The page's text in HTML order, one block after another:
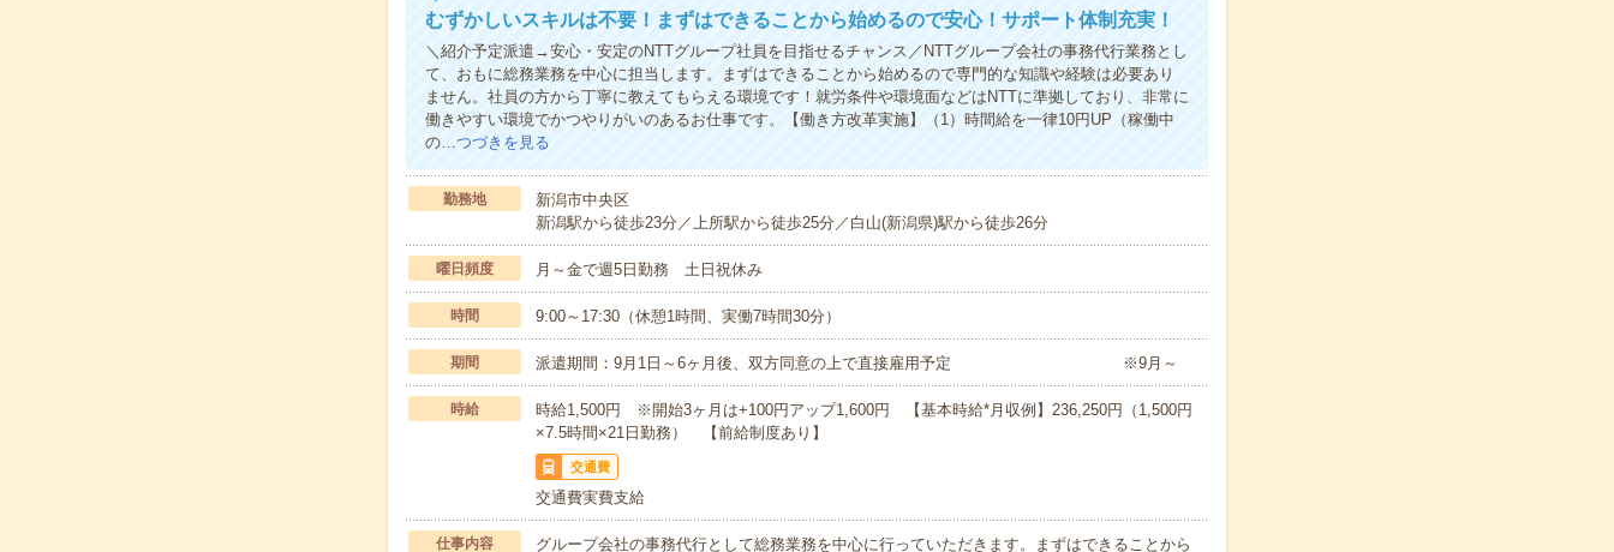
むずかしいスキルは不要！まずはできることから始めるので安心！サポート体制充実！
＼紹介予定派遣→安心・安定のNTTグループ社員を目指せるチャンス／NTTグループ会社の事務代行業務とし
て、おもに総務業務を中心に担当します。まずはできることから始めるので専門的な知識や経験は必要あり
ません。社員の方から丁寧に教えてもらえる環境です！就労条件や環境面などはNTTに準拠しており、非常に
働きやすい環境でかつやりがいのあるお仕事です。【働き方改革実施】（1）時間給を一律10円UP（稼働中
の…つづきを見る
勤務地
新潟市中央区
新潟駅から徒歩23分／上所駅から徒歩25分／白山(新潟県)駅から徒歩26分
曜日頻度 月～金で週5日勤務 土日祝休み
時間 9:00～17:30（休憩1時間、実働7時間30分）
期間 派遣期間：9月1日～6ヶ月後、双方同意の上で直接雇用予定 ※9月～
時給
時給1,500円 ※開始3ヶ月は+100円アップ1,600円 【基本時給*月収例】236,250円（1,500円
×7.5時間×21日勤務） 【前給制度あり】
交通費
交通費実費支給
仕事内容
グループ会社の事務代行として総務業務を中心に行っていただきます。まずはできることから